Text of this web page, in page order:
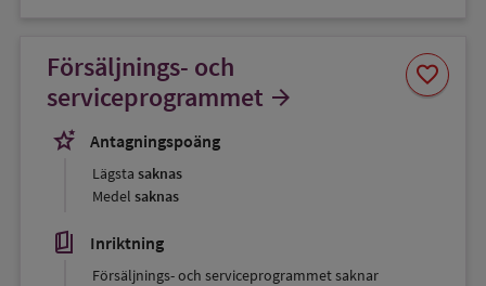
Försäljnings- och
serviceprogrammet arrow_forward
stars_2
Antagningspoäng
Lägsta saknas
Medel saknas
book_5 Inriktning
Försäljnings- och serviceprogrammet saknar
favorite
Spara
som